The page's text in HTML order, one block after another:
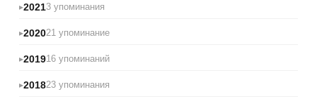
20213 упоминания
202021 упоминание
201916 упоминаний
201823 упоминания